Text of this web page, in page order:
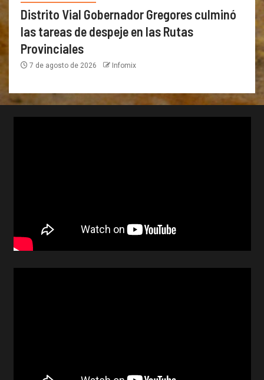
Distrito Vial Gobernador Gregores culminó
las tareas de despeje en las Rutas
Provinciales
7 de agosto de 2026 Infomix